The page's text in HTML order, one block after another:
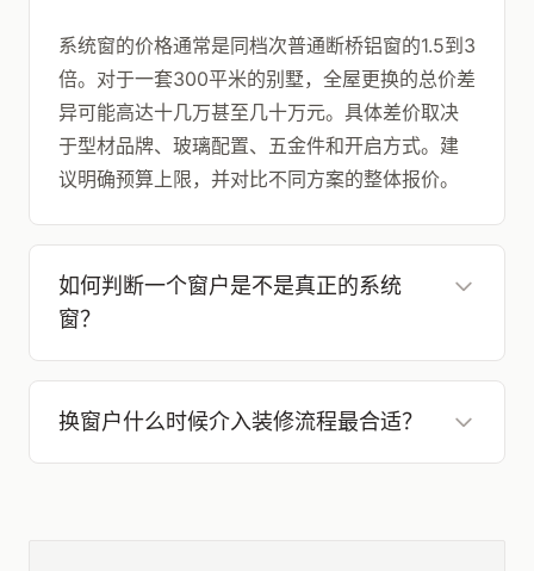
系统窗的价格通常是同档次普通断桥铝窗的1.5到3
倍。对于一套300平米的别墅，全屋更换的总价差
异可能高达十几万甚至几十万元。具体差价取决
于型材品牌、玻璃配置、五金件和开启方式。建
议明确预算上限，并对比不同方案的整体报价。
如何判断一个窗户是不是真正的系统
窗？
换窗户什么时候介入装修流程最合适？